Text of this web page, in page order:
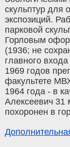
скульптур для
экспозиций.
парковой
Горловым
(1936; не
главного
1969 годов
факультете
1964 года - в
Алексеевич 31
похоронен в